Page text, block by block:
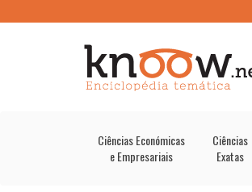
Ciências Económicas
e Empresariais
Ciências
Exatas